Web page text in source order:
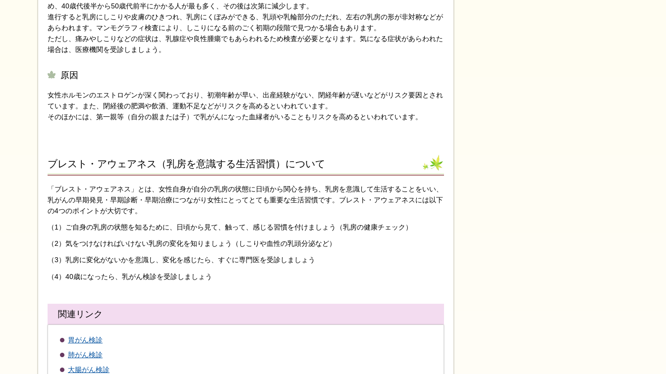
め、40歳代後半から50歳代前半にかかる人が最も多く、その後は次第に減少します。
進行すると乳房にしこりや皮膚のひきつれ、乳房にくぼみができる、乳頭や乳輪部分のただれ、左右の乳房の形が非対称などが
あらわれます。マンモグラフィ検査により、しこりになる前のごく初期の段階で見つかる場合もあります。
ただし、痛みやしこりなどの症状は、乳腺症や良性腫瘍でもあらわれるため検査が必要となります。気になる症状があらわれた
場合は、医療機関を受診しましょう。
原因
女性ホルモンのエストロゲンが深く関わっており、初潮年齢が早い、出産経験がない、閉経年齢が遅いなどがリスク要因とされ
ています。また、閉経後の肥満や飲酒、運動不足などがリスクを高めるといわれています。
そのほかには、第一親等（自分の親または子）で乳がんになった血縁者がいることもリスクを高めるといわれています。
ブレスト・アウェアネス（乳房を意識する生活習慣）について
「ブレスト・アウェアネス」とは、女性自身が自分の乳房の状態に日頃から関心を持ち、乳房を意識して生活することをいい、
乳がんの早期発見・早期診断・早期治療につながり女性にとってとても重要な生活習慣です。ブレスト・アウェアネスには以下
の4つのポイントが大切です。
（1）ご自身の乳房の状態を知るために、日頃から見て、触って、感じる習慣を付けましょう（乳房の健康チェック）
（2）気をつけなければいけない乳房の変化を知りましょう（しこりや血性の乳頭分泌など）
（3）乳房に変化がないかを意識し、変化を感じたら、すぐに専門医を受診しましょう
（4）40歳になったら、乳がん検診を受診しましょう
関連リンク
胃がん検診
肺がん検診
大腸がん検診